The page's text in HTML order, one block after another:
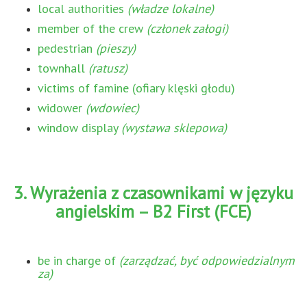
local authorities (władze lokalne)
member of the crew (członek załogi)
pedestrian (pieszy)
townhall (ratusz)
victims of famine (ofiary klęski głodu)
widower (wdowiec)
window display (wystawa sklepowa)
3. Wyrażenia z czasownikami w języku
angielskim – B2 First (FCE)
be in charge of (zarządzać, być odpowiedzialnym
za)